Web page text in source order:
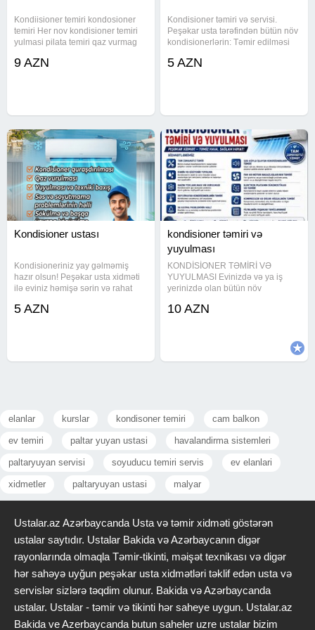
Kondiisioner temiri kondosioner
temiri Her nov kondisioner temiri
yulmasi pilata temiri qaz vurmag
hernob temir
9 AZN
Kondisioner təmiri və servisi.
Peşəkar usta tərəfindən bütün növ
kondisionerlərin: Təmir edilməsi
Quraşdırılması və sökülməsi
5 AZN
Kondisioner ustası
Kondisioneriniz yay gəlməmiş
hazır olsun! Peşəkar usta xidməti
ilə eviniz həmişə sərin və rahat
vurulması Yuyulması və texniki
5 AZN
kondisioner təmiri və
yuyulması
KONDİSİONER TƏMİRİ VƏ
YUYULMASI Evinizdə və ya iş
yerinizdə olan bütün növ
yuyulması həyata keçirilir. Tam
10 AZN
elanlar kurslar kondisoner temiri cam balkon
ev temiri paltar yuyan ustasi havalandirma sistemleri
paltaryuyan servisi soyuducu temiri servis ev elanlari
xidmetler paltaryuyan ustasi malyar
Ustalar.az Azərbaycanda Usta və təmir xidməti göstərən
ustalar saytıdır. Ustalar Bakida və Azərbaycanın digər
rayonlarında olmaqla Təmir-tikinti, məişət texnikası və digər
hər sahəyə uyğun peşəkar usta xidmətləri təklif edən usta və
servislər sizlərə təqdim olunur. Bakida və Azərbaycanda
ustalar. Ustalar - təmir və tikinti hər saheye uygun. Ustalar.az
Bakida ve Azerbaycanda butun saheler uzre ustalar bizim